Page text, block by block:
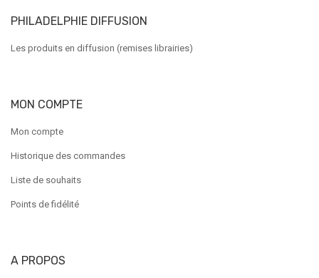
PHILADELPHIE DIFFUSION
Les produits en diffusion (remises librairies)
MON COMPTE
Mon compte
Historique des commandes
Liste de souhaits
Points de fidélité
A PROPOS